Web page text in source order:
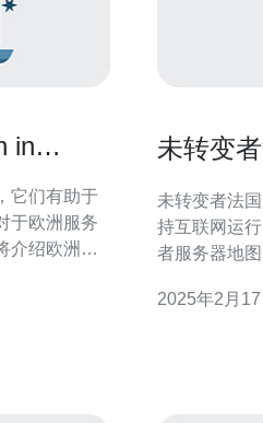
in
它们有助于
于欧洲服务
介绍欧洲服
Server）
未转变
未转变者法国服务器地图
持互联网运
者服务器地图
于提升网络
2025年2月17